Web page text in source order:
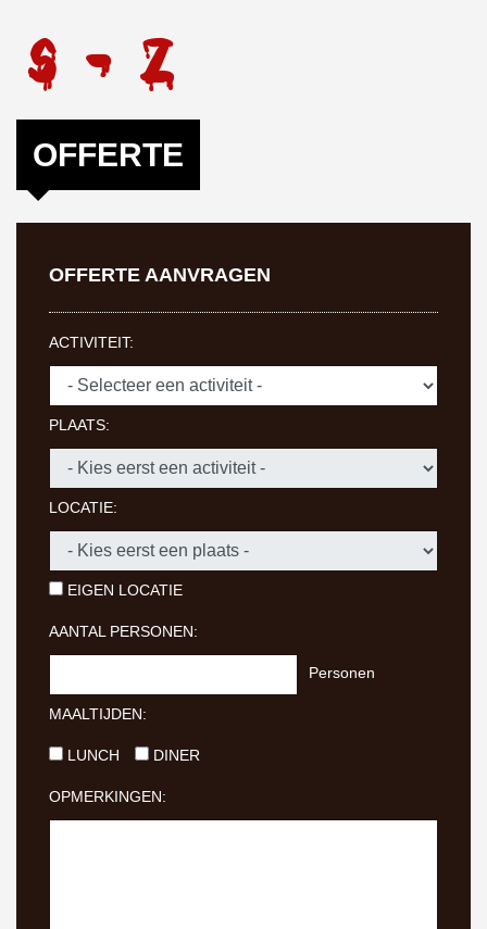
S - Z
OFFERTE
OFFERTE AANVRAGEN
ACTIVITEIT:
PLAATS:
LOCATIE:
EIGEN LOCATIE
AANTAL PERSONEN:
Personen
MAALTIJDEN:
LUNCH DINER
OPMERKINGEN: